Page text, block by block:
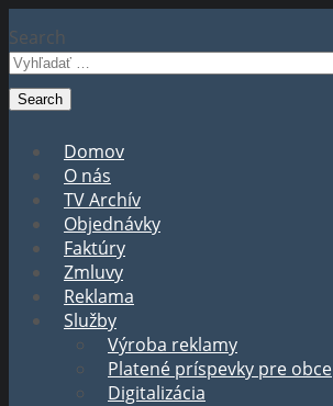
Search
Domov
O nás
TV Archív
Objednávky
Faktúry
Zmluvy
Reklama
Služby
Výroba reklamy
Platené príspevky pre obce
Digitalizácia